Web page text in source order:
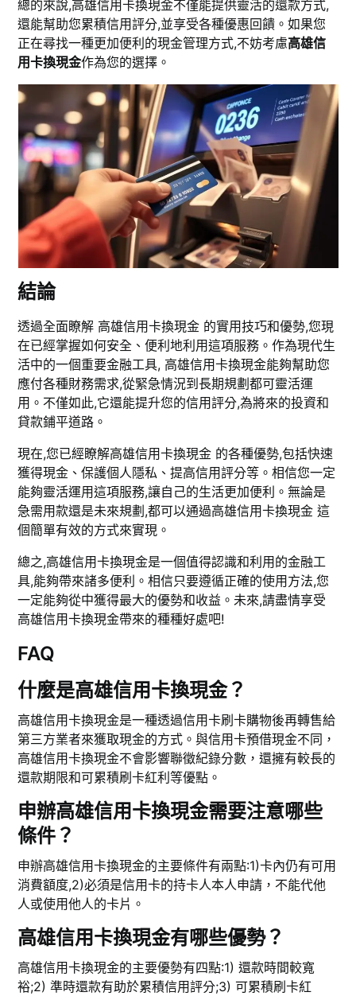
總的來說,高雄信用卡換現金不僅能提供靈活的還款方式,
還能幫助您累積信用評分,並享受各種優惠回饋。如果您
正在尋找一種更加便利的現金管理方式,不妨考慮高雄信
用卡換現金作為您的選擇。
結論
透過全面瞭解 高雄信用卡換現金 的實用技巧和優勢,您現
在已經掌握如何安全、便利地利用這項服務。作為現代生
活中的一個重要金融工具, 高雄信用卡換現金能夠幫助您
應付各種財務需求,從緊急情況到長期規劃都可靈活運
用。不僅如此,它還能提升您的信用評分,為將來的投資和
貸款鋪平道路。
現在,您已經瞭解高雄信用卡換現金 的各種優勢,包括快速
獲得現金、保護個人隱私、提高信用評分等。相信您一定
能夠靈活運用這項服務,讓自己的生活更加便利。無論是
急需用款還是未來規劃,都可以通過高雄信用卡換現金 這
個簡單有效的方式來實現。
總之,高雄信用卡換現金是一個值得認識和利用的金融工
具,能夠帶來諸多便利。相信只要遵循正確的使用方法,您
一定能夠從中獲得最大的優勢和收益。未來,請盡情享受
高雄信用卡換現金帶來的種種好處吧!
FAQ
什麼是高雄信用卡換現金？
高雄信用卡換現金是一種透過信用卡刷卡購物後再轉售給
第三方業者來獲取現金的方式。與信用卡預借現金不同，
高雄信用卡換現金不會影響聯徵紀錄分數，還擁有較長的
還款期限和可累積刷卡紅利等優點。
申辦高雄信用卡換現金需要注意哪些
條件？
申辦高雄信用卡換現金的主要條件有兩點:1)卡內仍有可用
消費額度,2)必須是信用卡的持卡人本人申請，不能代他
人或使用他人的卡片。
高雄信用卡換現金有哪些優勢？
高雄信用卡換現金的主要優勢有四點:1) 還款時間較寬
裕;2) 準時還款有助於累積信用評分;3) 可累積刷卡紅